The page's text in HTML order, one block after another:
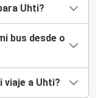
Uhti?
bus desde o
viaje a Uhti?